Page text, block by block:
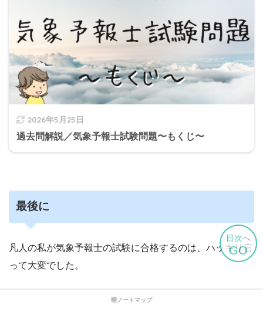
目次へ
GO
2026年5月25日
過去問解説／気象予報士試験問題〜もくじ〜
最後に
凡人の私が気象予報士の試験に合格するのは、ハッキリ言
って大変でした。
無意識で髪をむしってしまうくらい勉強しました。
晴ノートマップ